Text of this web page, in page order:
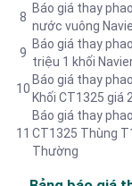
8
Báo giá thay
nước vuông
9
Báo giá thay
triệu 1 khối
10
Báo giá thay
Khối CT1325 giá
11
Báo giá thay
CT1325 Thùng
Thường